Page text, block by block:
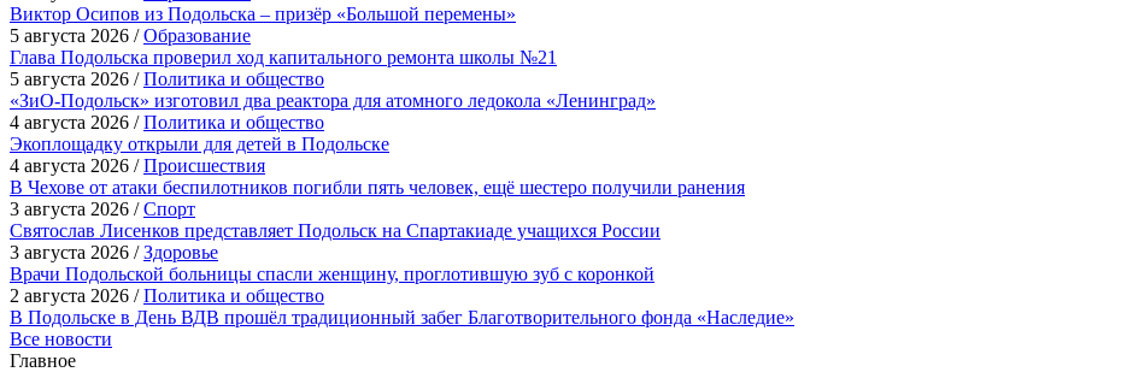
Виктор Осипов из Подольска – призёр «Большой перемены»
5 августа 2026 /Образование
Глава Подольска проверил ход капитального ремонта школы №21
5 августа 2026 /Политика и общество
«ЗиО-Подольск» изготовил два реактора для атомного ледокола «Ленинград»
4 августа 2026 /Политика и общество
Экоплощадку открыли для детей в Подольске
4 августа 2026 /Происшествия
В Чехове от атаки беспилотников погибли пять человек, ещё шестеро получили ранения
3 августа 2026 /Спорт
Святослав Лисенков представляет Подольск на Спартакиаде учащихся России
3 августа 2026 /Здоровье
Врачи Подольской больницы спасли женщину, проглотившую зуб с коронкой
2 августа 2026 /Политика и общество
В Подольске в День ВДВ прошёл традиционный забег Благотворительного фонда «Наследие»
Все новости
Главное